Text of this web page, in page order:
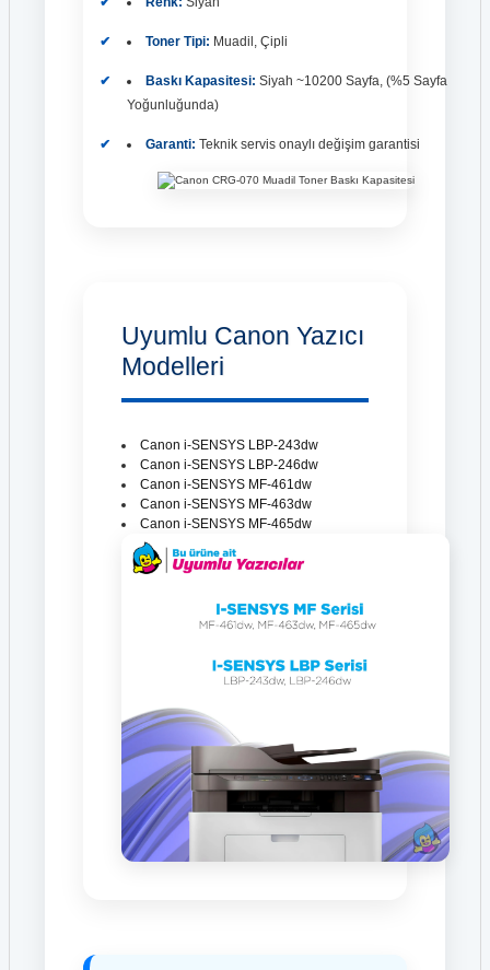
Toner Tipi: Muadil, Çipli
Baskı Kapasitesi: Siyah ~10200 Sayfa, (%5 Sayfa
Yoğunluğunda)
Garanti: Teknik servis onaylı değişim garantisi
Uyumlu Canon Yazıcı
Modelleri
Canon i-SENSYS LBP-243dw
Canon i-SENSYS LBP-246dw
Canon i-SENSYS MF-461dw
Canon i-SENSYS MF-463dw
Canon i-SENSYS MF-465dw